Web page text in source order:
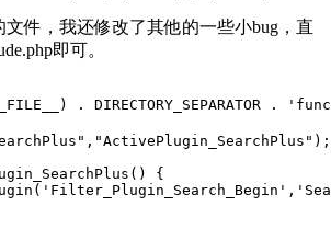
件，我还修改了其他的一些小bug，直
即可。
. DIRECTORY_SEPARATOR .
{